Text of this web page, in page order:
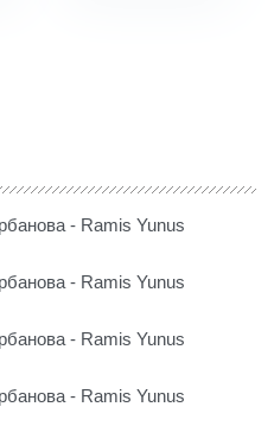
- Ramis Yunus
- Ramis Yunus
- Ramis Yunus
- Ramis Yunus